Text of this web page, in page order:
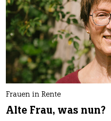
Frauen in Rente
Alte Frau, was nun?